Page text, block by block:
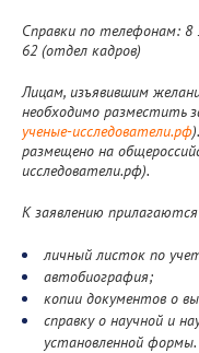
Справки по телефонам: 8
62 (отдел кадров)
Лицам, изъявившим
необходимо разместить
ученые-исследователи.рф
размещено на
исследователи.рф).
К заявлению
личный листок по
автобиография;
копии документов о
справку о научной и
установленной формы.